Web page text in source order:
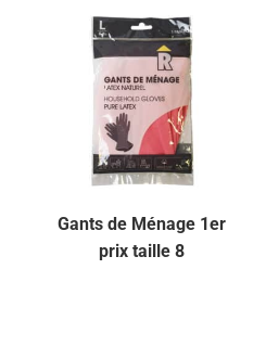
Gants de Ménage 1er
prix taille 8